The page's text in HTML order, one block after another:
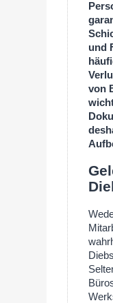
und
von